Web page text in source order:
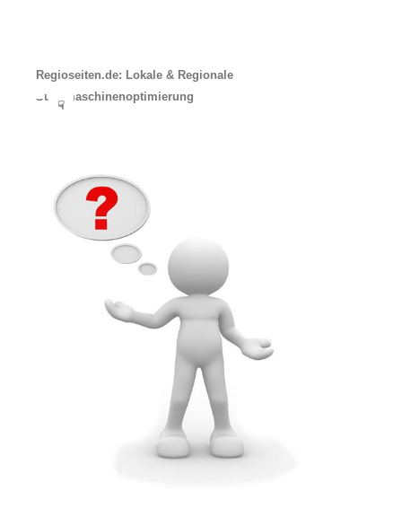
Regioseiten.de: Lokale & Regionale
Suchmaschinenoptimierung
☟